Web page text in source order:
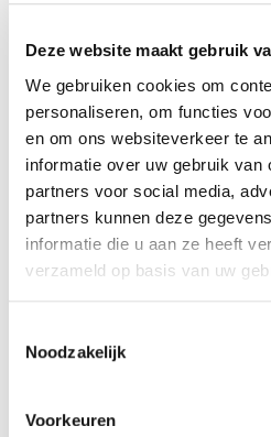
Deze website maakt gebruik
We gebruiken cookies om
personaliseren, om functies
en om ons websiteverkeer te
informatie over uw gebruik van
partners voor social media,
partners kunnen deze
informatie die u aan ze heeft
verzameld op basis van uw
Noodzakelijk
Voorkeuren
Zitverhoger
auto huren voor
jaar
De zitverhoger zonder
kinderen van 6 tot 12 jaar.
zitting kan je kind
met de normale autogordel.